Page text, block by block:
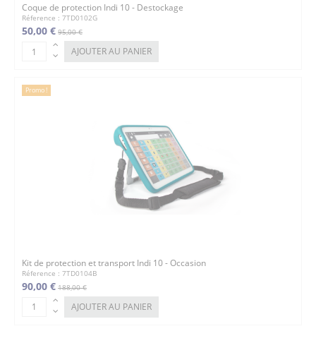
Coque de protection Indi 10 - Destockage
Réference : 7TD0102G
50,00 € 95,00 €
AJOUTER AU PANIER
Promo !
Kit de protection et transport Indi 10 - Occasion
Réference : 7TD0104B
90,00 € 188,00 €
AJOUTER AU PANIER